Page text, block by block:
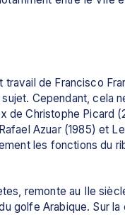
travail de Francisco
Cependant, cela
de Christophe Picard
Azuar (1985) et
les fonctions du
remonte au IIe
golfe Arabique. Sur